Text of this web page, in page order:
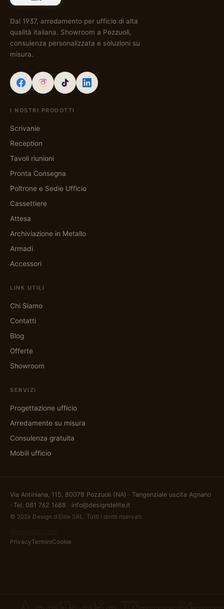
Dal 1937, arredamento per ufficio di alta
qualità italiana. Showroom a Pozzuoli,
consulenza personalizzata e soluzioni su
misura.
I NOSTRI PRODOTTI
Scrivanie
Reception
Tavoli riunioni
Pronta Consegna
Poltrone e Sedie Ufficio
Cassettiere
Attesa
Archiviazione in Metallo
Armadi
Accessori
LINK UTILI
Chi Siamo
Contatti
Blog
Offerte
Showroom
SERVIZI
Progettazione ufficio
Arredamento su misura
Consulenza gratuita
Mobili ufficio
Via Antiniana, 115, 80078 Pozzuoli (NA) · Tangenziale uscita Agnano
· Tel. 081 762 1688 · info@designdelite.it
© 2026 Design d'Elite SRL. Tutti i diritti riservati.
PrivacyTerminiCookie